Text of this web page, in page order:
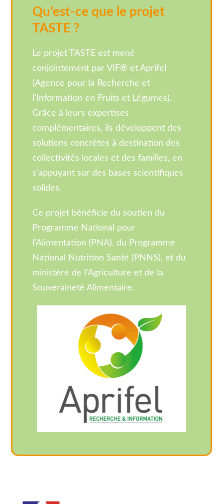
Qu’est-ce que le projet
TASTE ?
Le projet TASTE est mené
conjointement par VIF® et Aprifel
(Agence pour la Recherche et
l’Information en Fruits et Légumes).
Grâce à leurs expertises
complémentaires, ils développent des
solutions concrètes à destination des
collectivités locales et des familles, en
s’appuyant sur des bases scientifiques
solides.
Ce projet bénéficie du soutien du
Programme National pour
l’Alimentation (PNA), du Programme
National Nutrition Santé (PNNS), et du
ministère de l’Agriculture et de la
Souveraineté Alimentaire.